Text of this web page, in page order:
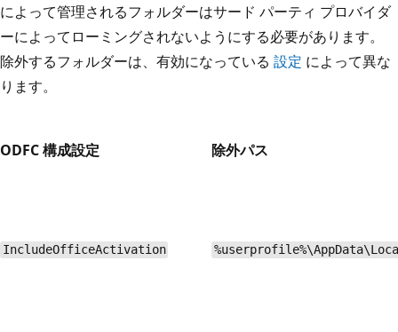
によって管理されるフォルダーはサード パーティ プロバイダ
ーによってローミングされないようにする必要があります。
除外するフォルダーは、有効になっている 設定 によって異な
ります。
ODFC 構成設定 除外パス
IncludeOfficeActivation